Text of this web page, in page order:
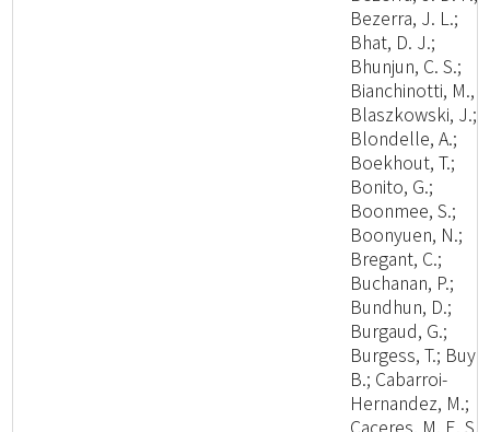
Bezerra, J. L.;
Bhat, D. J.;
Bhunjun, C. S.;
Bianchinotti, M.,
Blaszkowski, J.;
Blondelle, A.;
Boekhout, T.;
Bonito, G.;
Boonmee, S.;
Boonyuen, N.;
Bregant, C.;
Buchanan, P.;
Bundhun, D.;
Burgaud, G.;
Burgess, T.;
B.; Cabarroi-
Hernandez, M.;
Caceres, M. E. S.;